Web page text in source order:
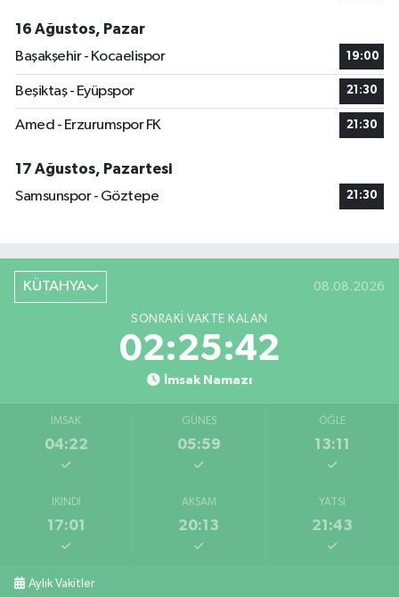
16 Ağustos, Pazar
Başakşehir - Kocaelispor
19:00
Beşiktaş - Eyüpspor 21:30
Amed - Erzurumspor FK 21:30
17 Ağustos, Pazartesi
Samsunspor - Göztepe
21:30
KÜTAHYA 08.08.2026
SONRAKI VAKTE KALAN
02:25:42
İmsak Namazı
İMSAK
04:22
GÜNEŞ
05:59
ÖĞLE
13:11
İKINDI
17:01
AKŞAM
20:13
YATSI
21:43
Aylık Vakitler